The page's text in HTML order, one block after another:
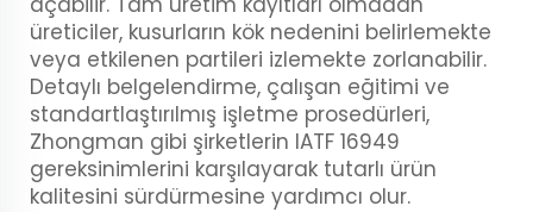
üreticiler, kusurların kök nedenini belirlemekte
veya etkilenen partileri izlemekte zorlanabilir.
Detaylı belgelendirme, çalışan eğitimi ve
standartlaştırılmış işletme prosedürleri,
Zhongman gibi şirketlerin IATF 16949
gereksinimlerini karşılayarak tutarlı ürün
kalitesini sürdürmesine yardımcı olur.